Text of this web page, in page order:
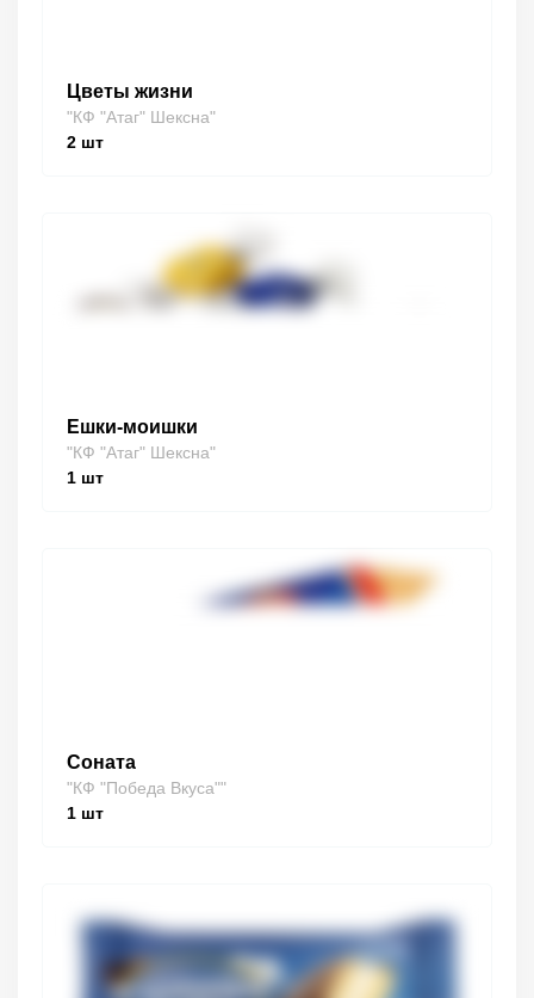
Цветы жизни
"КФ "Атаг" Шексна"
2 шт
Ешки-моишки
"КФ "Атаг" Шексна"
1 шт
Соната
"КФ "Победа Вкуса""
1 шт